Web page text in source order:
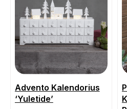
Advento Kalendorius
‘Yuletide’